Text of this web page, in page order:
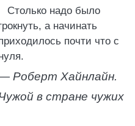
Столько надо было
а начинать
почти что с
Роберт Хайнлайн.
Чужой в стране чужих